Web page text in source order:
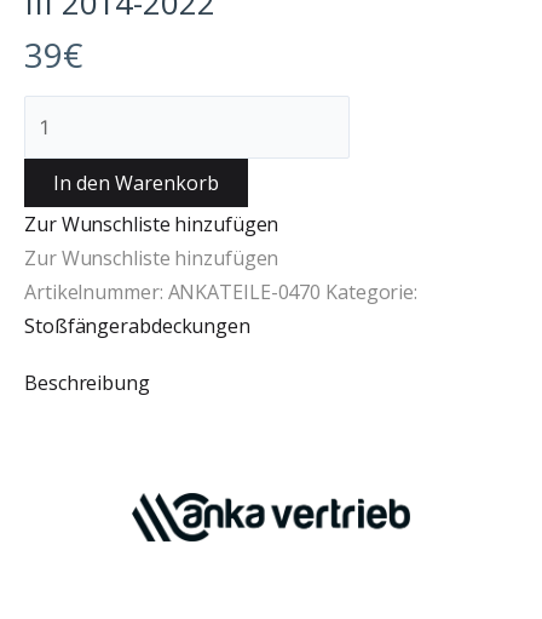
39€
In den Warenkorb
Zur Wunschliste hinzufügen
Zur Wunschliste hinzufügen
Artikelnummer: ANKATEILE-0470 Kategorie:
Stoßfängerabdeckungen
Beschreibung